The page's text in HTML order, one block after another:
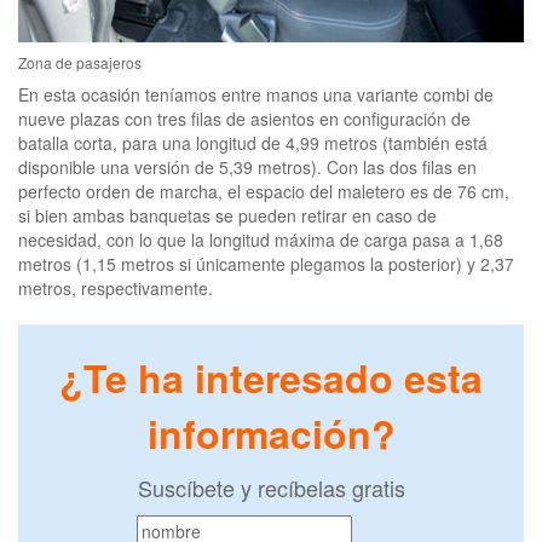
Zona de pasajeros
En esta ocasión teníamos entre manos una variante combi de
nueve plazas con tres filas de asientos en configuración de
batalla corta, para una longitud de 4,99 metros (también está
disponible una versión de 5,39 metros). Con las dos filas en
perfecto orden de marcha, el espacio del maletero es de 76 cm,
si bien ambas banquetas se pueden retirar en caso de
necesidad, con lo que la longitud máxima de carga pasa a 1,68
metros (1,15 metros si únicamente plegamos la posterior) y 2,37
metros, respectivamente.
¿Te ha interesado esta
información?
Suscíbete y recíbelas gratis